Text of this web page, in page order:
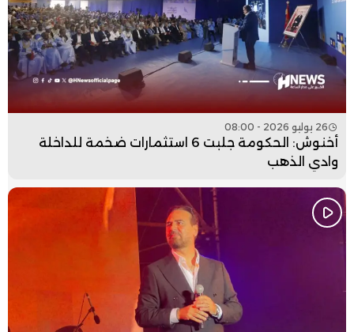
26 يوليو 2026 - 08:00
أخنوش: الحكومة جلبت 6 استثمارات ضخمة للداخلة
وادي الذهب